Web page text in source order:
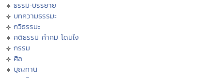
ธรรมะบรรยาย
บทความธรรมะ
กวีธรรมะ
คติธรรม คำคม โดนใจ
กรรม
ศีล
บุญทาน